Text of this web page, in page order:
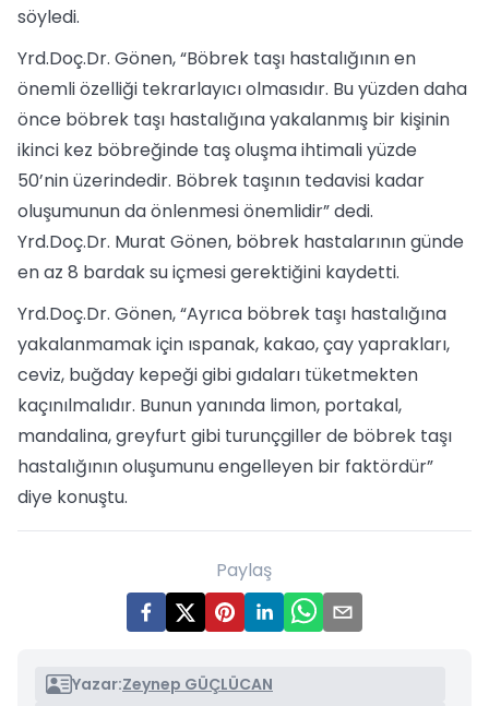
söyledi.
Yrd.Doç.Dr. Gönen, “Böbrek taşı hastalığının en
önemli özelliği tekrarlayıcı olmasıdır. Bu yüzden daha
önce böbrek taşı hastalığına yakalanmış bir kişinin
ikinci kez böbreğinde taş oluşma ihtimali yüzde
50’nin üzerindedir. Böbrek taşının tedavisi kadar
oluşumunun da önlenmesi önemlidir” dedi.
Yrd.Doç.Dr. Murat Gönen, böbrek hastalarının günde
en az 8 bardak su içmesi gerektiğini kaydetti.
Yrd.Doç.Dr. Gönen, “Ayrıca böbrek taşı hastalığına
yakalanmamak için ıspanak, kakao, çay yaprakları,
ceviz, buğday kepeği gibi gıdaları tüketmekten
kaçınılmalıdır. Bunun yanında limon, portakal,
mandalina, greyfurt gibi turunçgiller de böbrek taşı
hastalığının oluşumunu engelleyen bir faktördür”
diye konuştu.
Paylaş
Yazar:Zeynep GÜÇLÜCAN